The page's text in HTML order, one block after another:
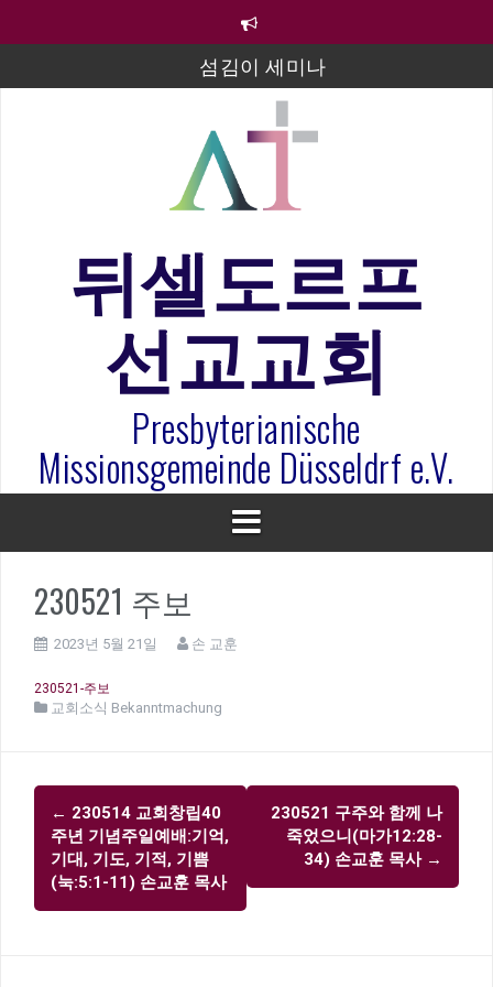
섬김이 세미나
김태희 자매 졸업연주
2023년 어린이 주일 유초등부 발표
라합3 나라 봉헌송
은퇴사-우선화 권사
20260322 주안에 가만히 머물기(요한복음 15:1-17) 손
훈목사
뒤셀도르프
선교교회
Presbyterianische
Missionsgemeinde Düsseldrf e.V.
230521 주보
2023년 5월 21일 손 교훈
230521-주보
교회소식 Bekanntmachung
글
내
비
게
← 230514 교회창립40
주년 기념주일예배:기억,
기대, 기도, 기적, 기쁨
(눅:5:1-11) 손교훈 목사
230521 구주와 함께 나
죽었으니(마가12:28-
34) 손교훈 목사 →